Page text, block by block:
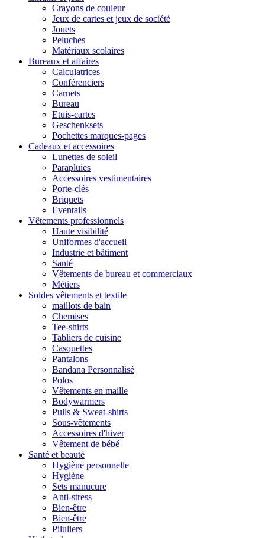
Crayons de couleur
Jeux de cartes et jeux de société
Jouets
Peluches
Matériaux scolaires
Bureaux et affaires
Calculatrices
Conférenciers
Carnets
Bureau
Etuis-cartes
Geschenksets
Pochettes marques-pages
Cadeaux et accessoires
Lunettes de soleil
Parapluies
Accessoires vestimentaires
Porte-clés
Briquets
Eventails
Vêtements professionnels
Haute visibilité
Uniformes d'accueil
Industrie et bâtiment
Santé
Vêtements de bureau et commerciaux
Métiers
Soldes vêtements et textile
maillots de bain
Chemises
Tee-shirts
Tabliers de cuisine
Casquettes
Pantalons
Bandana Personnalisé
Polos
Vêtements en maille
Bodywarmers
Pulls & Sweat-shirts
Sous-vêtements
Accessoires d'hiver
Vêtement de bébé
Santé et beauté
Hygiène personnelle
Hygiène
Sets manucure
Anti-stress
Bien-être
Bien-être
Piluliers